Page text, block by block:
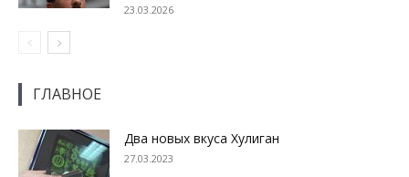
23.03.2026
ГЛАВНОЕ
Два новых вкуса Хулиган
27.03.2023